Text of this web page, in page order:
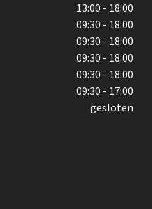
13:00 - 18:00
09:30 - 18:00
09:30 - 18:00
09:30 - 18:00
09:30 - 18:00
09:30 - 17:00
gesloten